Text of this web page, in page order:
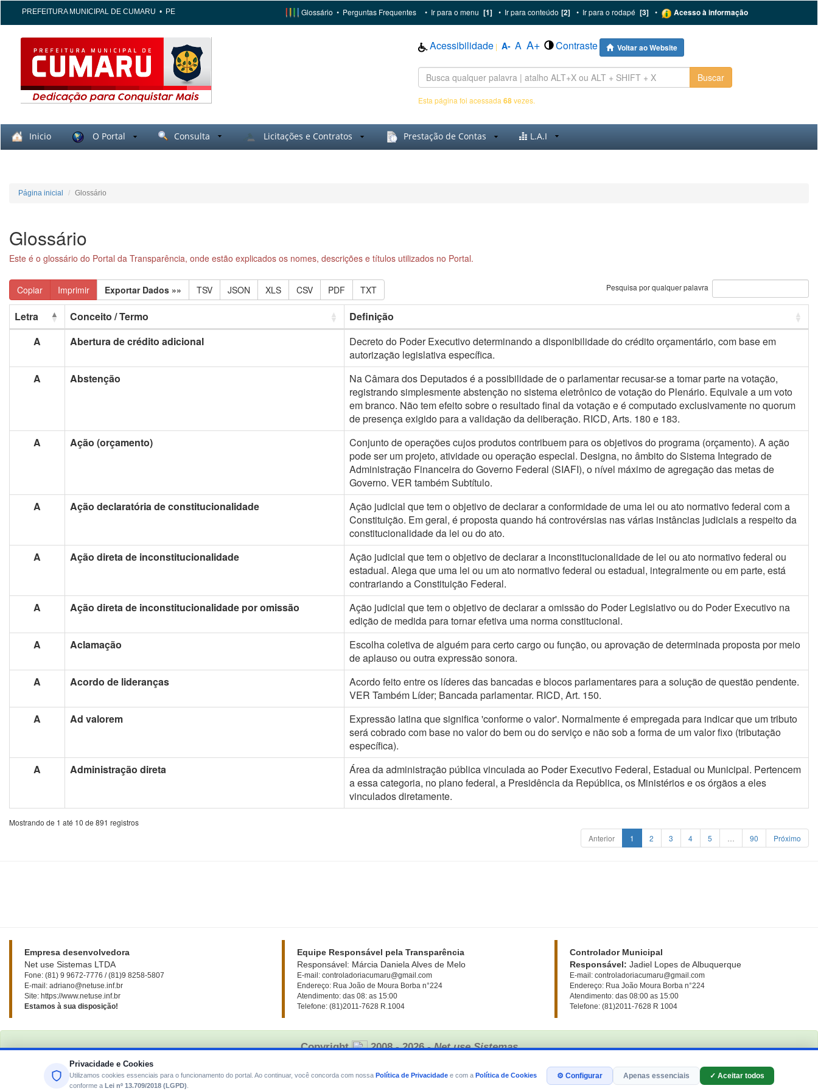
Privacidade e Cookies
Utilizamos cookies essenciais para o funcionamento do portal. Ao continuar, você concorda com nossa Política de Privacidade e com a Política de Cookies
conforme a Lei nº 13.709/2018 (LGPD)
⚙ Configurar Apenas essenciais ✓ Aceitar todos
PREFEITURA MUNICIPAL DE CUMARU • PE Glossário • Perguntas Frequentes • Ir para o menu [1] • Ir para conteúdo [2] • Ir para o rodapé [3] • Acesso à informação
Acessibilidade | A- A A+ Contraste Voltar ao Website
Buscar
Esta página foi acessada 68vezes.
Inicio O Portal Consulta Licitações e Contratos Prestação de Contas L.A.I
Página inicial Glossário
Glossário
Este é o glossário do Portal da Transparência, onde estão explicados os nomes, descrições e títulos utilizados no Portal.
Copiar Imprimir Exportar Dados »» TSV JSON XLS CSV PDF TXT Pesquisa por qualquer palavra
Letra Conceito / Termo
Definição
A
Abertura de crédito adicional
Decreto do Poder Executivo determinando a disponibilidade do crédito orçamentário, com base em
autorização legislativa específica.
A
Abstenção
Na Câmara dos Deputados é a possibilidade de o parlamentar recusar-se a tomar parte na votação,
registrando simplesmente abstenção no sistema eletrônico de votação do Plenário. Equivale a um voto
em branco. Não tem efeito sobre o resultado final da votação e é computado exclusivamente no quorum
de presença exigido para a validação da deliberação. RICD, Arts. 180 e 183.
A
Ação (orçamento)
Conjunto de operações cujos produtos contribuem para os objetivos do programa (orçamento). A ação
pode ser um projeto, atividade ou operação especial. Designa, no âmbito do Sistema Integrado de
Administração Financeira do Governo Federal (SIAFI), o nível máximo de agregação das metas de
Governo. VER também Subtítulo.
A
Ação declaratória de constitucionalidade
Ação judicial que tem o objetivo de declarar a conformidade de uma lei ou ato normativo federal com a
Constituição. Em geral, é proposta quando há controvérsias nas várias instâncias judiciais a respeito da
constitucionalidade da lei ou do ato.
A
Ação direta de inconstitucionalidade
Ação judicial que tem o objetivo de declarar a inconstitucionalidade de lei ou ato normativo federal ou
estadual. Alega que uma lei ou um ato normativo federal ou estadual, integralmente ou em parte, está
contrariando a Constituição Federal.
A
Ação direta de inconstitucionalidade por omissão
Ação judicial que tem o objetivo de declarar a omissão do Poder Legislativo ou do Poder Executivo na
edição de medida para tornar efetiva uma norma constitucional.
A
Aclamação
Escolha coletiva de alguém para certo cargo ou função, ou aprovação de determinada proposta por meio
de aplauso ou outra expressão sonora.
A
Acordo de lideranças
Acordo feito entre os líderes das bancadas e blocos parlamentares para a solução de questão pendente.
VER Também Líder; Bancada parlamentar. RICD, Art. 150.
A
Ad valorem
Expressão latina que significa 'conforme o valor'. Normalmente é empregada para indicar que um tributo
será cobrado com base no valor do bem ou do serviço e não sob a forma de um valor fixo (tributação
específica).
A
Administração direta
Área da administração pública vinculada ao Poder Executivo Federal, Estadual ou Municipal. Pertencem
a essa categoria, no plano federal, a Presidência da República, os Ministérios e os órgãos a eles
vinculados diretamente.
Mostrando de 1 até 10 de 891 registros
Anterior
1 2 3 4 5 90 Próximo
Empresa desenvolvedora
Net use Sistemas LTDA
Fone: (81) 9 9672-7776 / (81)9 8258-5807
E-mail: adriano@netuse.inf.br
Site: https://www.netuse.inf.br
Estamos à sua disposição!
Equipe Responsável pela Transparência
Responsável: Márcia Daniela Alves de Melo
E-mail: controladoriacumaru@gmail.com
Endereço: Rua João de Moura Borba n°224
Atendimento: das 08: as 15:00
Telefone: (81)2011-7628 R.1004
Controlador Municipal
Responsável: Jadiel Lopes de Albuquerque
E-mail: controladoriacumaru@gmail.com
Endereço: Rua João Moura Borba n°224
Atendimento: das 08:00 as 15:00
Telefone: (81)2011-7628 R 1004
Copyright 2008 - 2026- Net use Sistemas